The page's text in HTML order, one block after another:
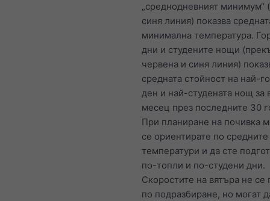
„среднодневният минимум“
синя линия) показва
минимална температура.
дни и студените нощи
червена и синя линия)
средната стойност на най-
ден и най-студената нощ за
месец през последните 30
При планиране на почивка
се ориентирате по средните
температури и да сте
по-топли и по-студени дни.
Скоростите на вятъра не се
по подразбиране, но могат